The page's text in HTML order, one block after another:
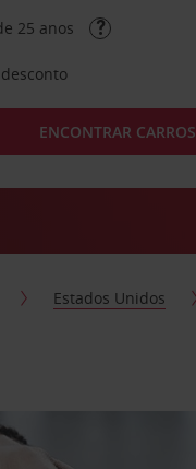
25 anos
ENCONTRAR CARROS
Estados Unidos